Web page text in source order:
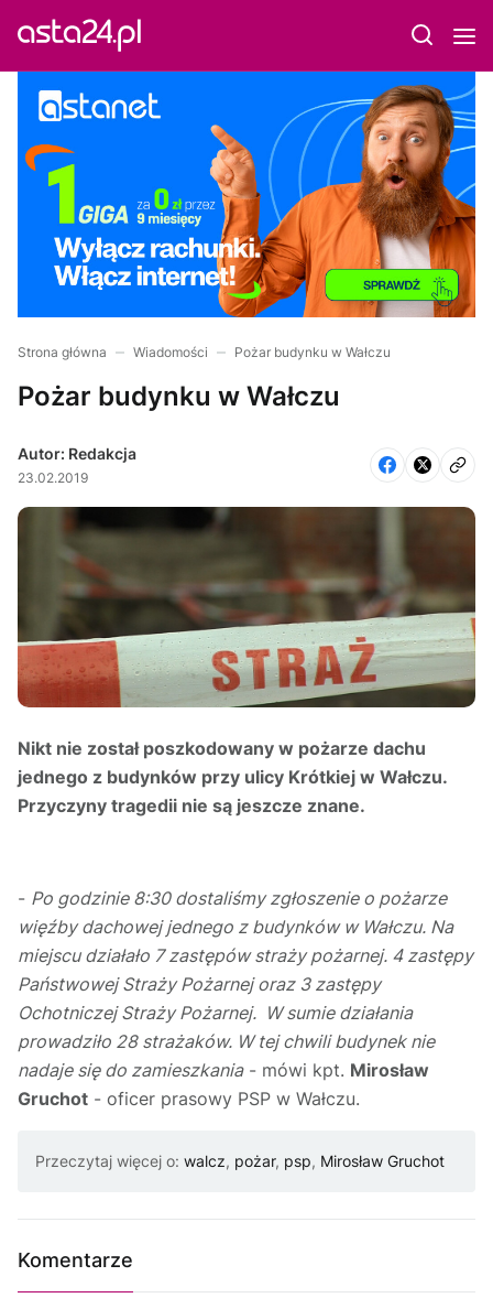
Strona główna Wiadomości Pożar budynku w Wałczu
Pożar budynku w Wałczu
Autor: Redakcja
23.02.2019
Nikt nie został poszkodowany w pożarze dachu
jednego z budynków przy ulicy Krótkiej w Wałczu.
Przyczyny tragedii nie są jeszcze znane.
- Po godzinie 8:30 dostaliśmy zgłoszenie o pożarze
więźby dachowej jednego z budynków w Wałczu. Na
miejscu działało 7 zastępów straży pożarnej. 4 zastępy
Państwowej Straży Pożarnej oraz 3 zastępy
Ochotniczej Straży Pożarnej. W sumie działania
prowadziło 28 strażaków. W tej chwili budynek nie
nadaje się do zamieszkania- mówi kpt. Mirosław
Gruchot - oficer prasowy PSP w Wałczu.
Przeczytaj więcej o: walcz, pożar, psp, Mirosław Gruchot
Komentarze